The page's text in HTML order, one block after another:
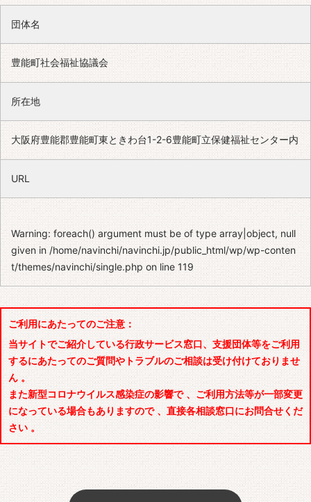
団体名
豊能町社会福祉協議会
所在地
大阪府豊能郡豊能町東ときわ台1-2-6豊能町立保健福祉センター内
URL
Warning: foreach() argument must be of type array|object, null
given in/home/navinchi/navinchi.jp/public_html/wp/wp-conten
t/themes/navinchi/single.php on line119
ご利用にあたってのご注意：
当サイトでご紹介している行政サービス窓口、支援団体等をご利用
するにあたってのご質問やトラブルのご相談は受け付けておりませ
ん 。
また新型コロナウイルス感染症の影響で 、ご利用方法等が一部変更
になっている場合もありますので 、直接各相談窓口にお問合せくだ
さい 。